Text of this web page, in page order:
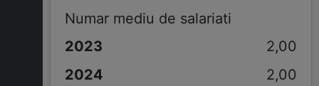
Numar mediu de salariati
2,00
2,00